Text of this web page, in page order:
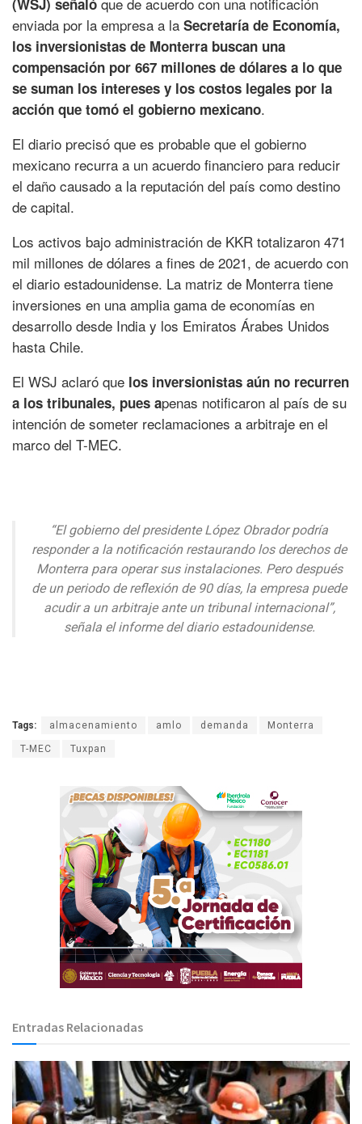
(WSJ) señaló
enviada por la empresa a la Secretaría de Economía,
los inversionistas de Monterra buscan una
compensación por 667 millones de dólares a lo que
se suman los intereses y los costos legales por la
acción que tomó el gobierno mexicano.
El diario precisó que es probable que el gobierno
mexicano recurra a un acuerdo financiero para reducir
el daño causado a la reputación del país como destino
de capital.
Los activos bajo administración de KKR totalizaron 471
mil millones de dólares a fines de 2021, de acuerdo con
el diario estadounidense. La matriz de Monterra tiene
inversiones en una amplia gama de economías en
desarrollo desde India y los Emiratos Árabes Unidos
hasta Chile.
El WSJ aclaró que los inversionistas aún no recurren
a los tribunales, pues apenas notificaron al país de su
intención de someter reclamaciones a arbitraje en el
marco del T-MEC.
“El gobierno del presidente López Obrador podría
responder a la notificación restaurando los derechos de
Monterra para operar sus instalaciones. Pero después
de un periodo de reflexión de 90 días, la empresa puede
acudir a un arbitraje ante un tribunal internacional”,
señala el informe del diario estadounidense.
Tags: almacenamiento amlo demanda Monterra
T-MEC Tuxpan
Entradas Relacionadas